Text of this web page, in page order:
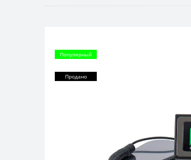
Популярный
Продано